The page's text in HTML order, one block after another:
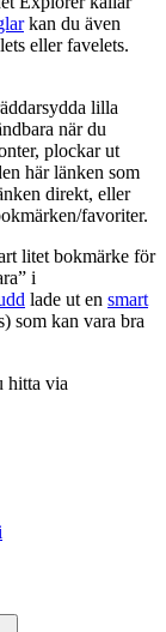
kan du även
eller favelets.
lilla
när du
plockar ut
här länken som
direkt, eller
favoriter.
litet bokmärke för
i
lade ut en smart
som kan vara bra
hitta via